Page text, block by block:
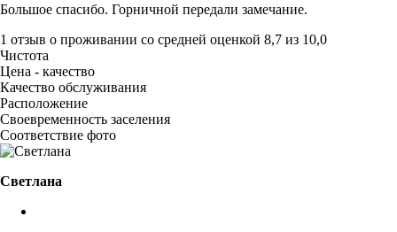
Большое спасибо. Горничной передали замечание.
1 отзыв о проживании со средней оценкой 8,7 из 10,0
Чистота
Цена - качество
Качество обслуживания
Расположение
Своевременность заселения
Соответствие фото
Светлана